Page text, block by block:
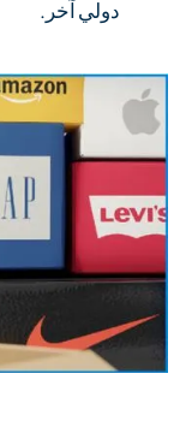
دولي آخر.